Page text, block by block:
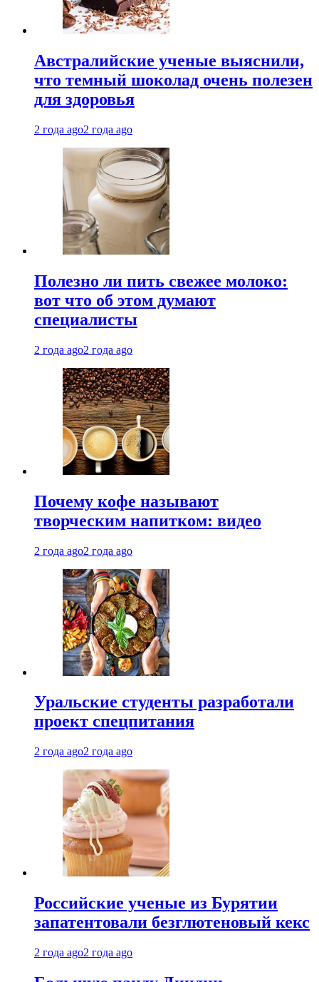
Австралийские ученые выяснили,
что темный шоколад очень полезен
для здоровья
2 года ago2 года ago
Полезно ли пить свежее молоко:
вот что об этом думают
специалисты
2 года ago2 года ago
Почему кофе называют
творческим напитком: видео
2 года ago2 года ago
Уральские студенты разработали
проект спецпитания
2 года ago2 года ago
Российские ученые из Бурятии
запатентовали безглютеновый кекс
2 года ago2 года ago